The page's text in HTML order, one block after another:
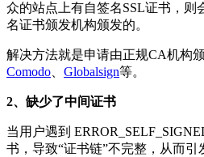
众的站点上有自签名SSL证书，
名证书颁发机构颁发的。
解决方法就是申请由正规CA机构
Comodo
Globalsign等。
2、缺少了中间证书
当用户遇到
书，导致“证书链”不完整，从而引